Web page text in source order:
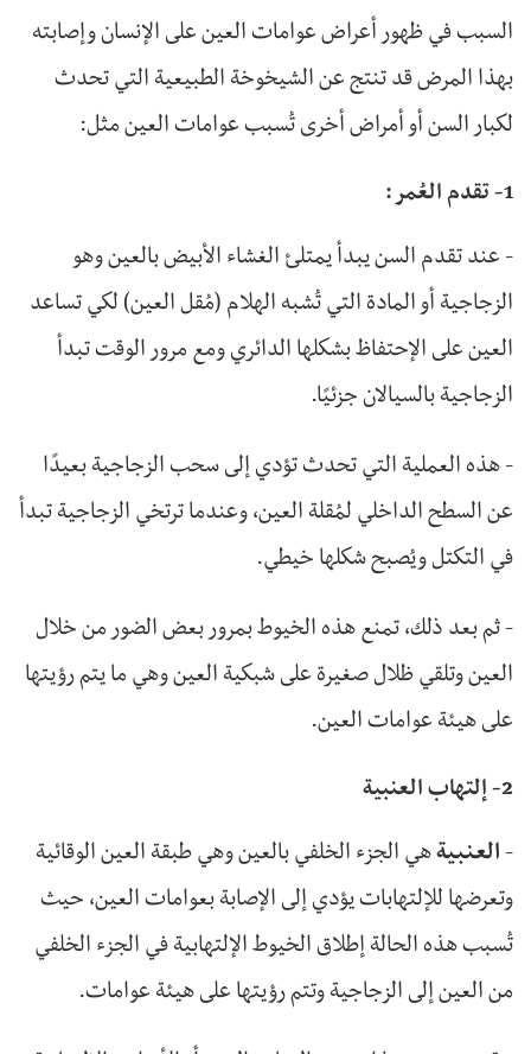
السبب في ظهور أعراض عوامات العين على الإنسان وإصابته
بهذا المرض قد تنتج عن الشيخوخة الطبيعية التي تحدث
لكبار السن أو أمراض أخرى تُسبب عوامات العين مثل:
1- تقدم العُمر:
- عند تقدم السن يبدأ يمتلئ الغشاء الأبيض بالعين وهو
الزجاجية أو المادة التي تُشبه الهلام (مُقل العين) لكي تساعد
العين على الإحتفاظ بشكلها الدائري ومع مرور الوقت تبدأ
الزجاجية بالسيالان جزئيًا.
- هذه العملية التي تحدث تؤدي إلى سحب الزجاجية بعيدًا
عن السطح الداخلي لمُقلة العين، وعندما ترتخي الزجاجية تبدأ
في التكتل ويُصبح شكلها خيطي.
- ثم بعد ذلك، تمنع هذه الخيوط بمرور بعض الضور من خلال
العين وتلقي ظلال صغيرة على شبكية العين وهي ما يتم رؤيتها
على هيئة عوامات العين.
2- إلتهاب العنبية
- العنبيةهي الجزء الخلفي بالعين وهي طبقة العين الوقائية
وتعرضها للإلتهابات يؤدي إلى الإصابة بعوامات العين، حيث
تُسبب هذه الحالة إطلاق الخيوط الإلتهابية في الجزء الخلفي
من العين إلى الزجاجية وتتم رؤيتها على هيئة عوامات.